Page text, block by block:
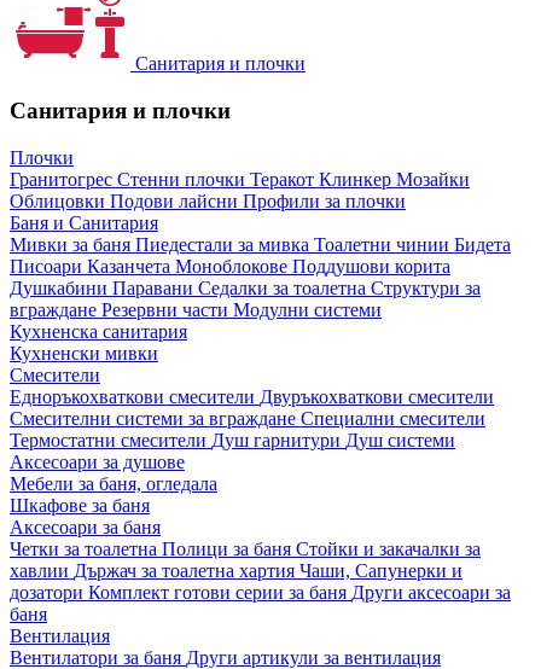
Санитария и плочки
Санитария и плочки
Плочки
Гранитогрес Стенни плочки Теракот Клинкер Мозайки
Облицовки Подови лайсни Профили за плочки
Баня и Санитария
Мивки за баня Пиедестали за мивка Тоалетни чинии Бидета
Писоари Казанчета Моноблокове Поддушови корита
Душкабини Паравани Седалки за тоалетна Структури за
вграждане Резервни части Модулни системи
Кухненска санитария
Кухненски мивки
Смесители
Едноръкохваткови смесители Двуръкохваткови смесители
Смесителни системи за вграждане Специални смесители
Термостатни смесители Душ гарнитури Душ системи
Аксесоари за душове
Мебели за баня, огледала
Шкафове за баня
Аксесоари за баня
Четки за тоалетна Полици за баня Стойки и закачалки за
хавлии Държач за тоалетна хартия Чаши, Сапунерки и
дозатори Комплект готови серии за баня Други аксесоари за
баня
Вентилация
Вентилатори за баня Други артикули за вентилация